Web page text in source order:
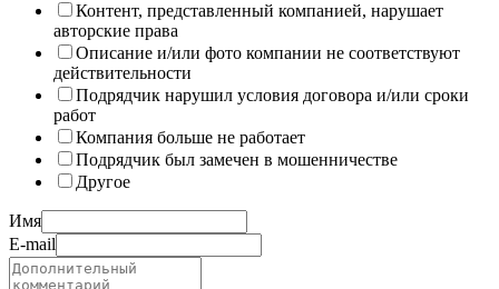
Контент, представленный компанией, нарушает
авторские права
Описание и/или фото компании не соответствуют
действительности
Подрядчик нарушил условия договора и/или сроки
работ
Компания больше не работает
Подрядчик был замечен в мошенничестве
Другое
Имя
E-mail